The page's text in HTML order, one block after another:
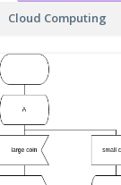
Cloud Computing